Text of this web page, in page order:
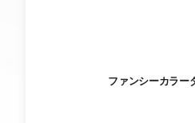
ファンシーカラー